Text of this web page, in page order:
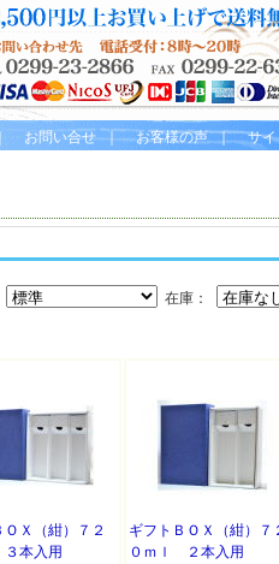
お問い合せ｜ お客様の声｜ サイ
在庫：
ＯＸ（紺）７２
本入用
ギフトＢＯＸ（紺）７
０ｍｌ ２本入用